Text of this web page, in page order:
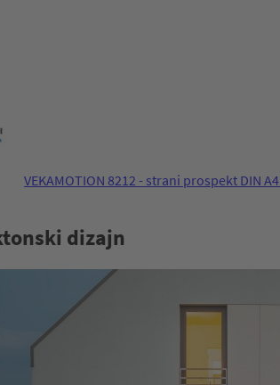
VEKAMOTION 8212 - strani prospekt DIN A4
dizajn